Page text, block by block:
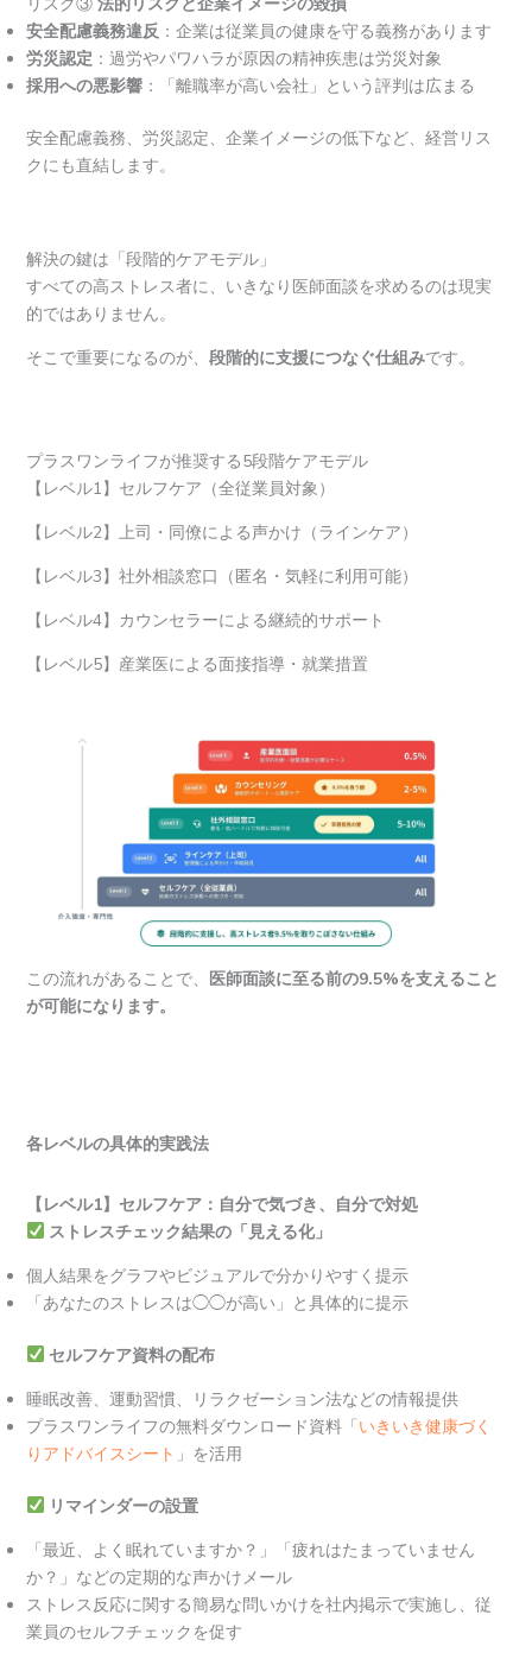
安全配慮義務違反 ：企業は従業員の健康を守る義務があります
労災認定 ：過労やパワハラが原因の精神疾患は労災対象
採用への悪影響：「離職率が高い会社」という評判は広まる
安全配慮義務、労災認定、企業イメージの低下など、経営リス
クにも直結します。
解決の鍵は「段階的ケアモデル」
すべての高ストレス者に、いきなり医師面談を求めるのは現実
的ではありません。
そこで重要になるのが、 段階的に支援につなぐ仕組みです。
プラスワンライフが推奨する5段階ケアモデル
【レベル1】セルフケア（全従業員対象）
【レベル2】上司・同僚による声かけ（ラインケア）
【レベル3】社外相談窓口（匿名・気軽に利用可能）
【レベル4】カウンセラーによる継続的サポート
【レベル5】産業医による面接指導・就業措置
この流れがあることで、 医師面談に至る前の9.5%を支えること
が可能になります。
各レベルの具体的実践法
【レベル1】セルフケア：自分で気づき、自分で対処
ストレスチェック結果の「見える化」
個人結果をグラフやビジュアルで分かりやすく提示
「あなたのストレスは◯◯が高い」と具体的に提示
セルフケア資料の配布
睡眠改善、運動習慣、リラクゼーション法などの情報提供
プラスワンライフの無料ダウンロード資料「いきいき健康づく
りアドバイスシート 」を活用
リマインダーの設置
「最近、よく眠れていますか？」「疲れはたまっていません
か？」などの定期的な声かけメール
ストレス反応に関する簡易な問いかけを社内掲示で実施し、従
業員のセルフチェックを促す